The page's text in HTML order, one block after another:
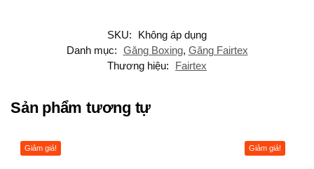
SKU:
Không áp dụng
Danh mục: Găng Boxing, Găng Fairtex
Thương hiệu:
Fairtex
Sản phẩm tương tự
Giảm giá! Giảm giá!